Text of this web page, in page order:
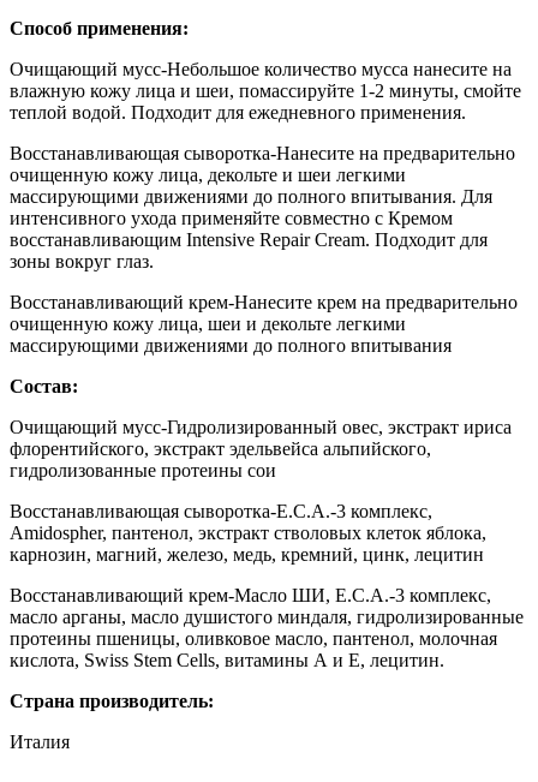
Способ применения:
Очищающий мусс-Небольшое количество мусса нанесите на
влажную кожу лица и шеи, помассируйте 1-2 минуты, смойте
теплой водой. Подходит для ежедневного применения.
Восстанавливающая сыворотка-Нанесите на предварительно
очищенную кожу лица, декольте и шеи легкими
массирующими движениями до полного впитывания. Для
интенсивного ухода применяйте совместно с Кремом
восстанавливающим Intensive Repair Cream. Подходит для
зоны вокруг глаз.
Восстанавливающий крем-Нанесите крем на предварительно
очищенную кожу лица, шеи и декольте легкими
массирующими движениями до полного впитывания
Состав:
Очищающий мусс-Гидролизированный овес, экстракт ириса
флорентийского, экстракт эдельвейса альпийского,
гидролизованные протеины сои
Восстанавливающая сыворотка-E.C.A.-3 комплекс,
Amidospher, пантенол, экстракт стволовых клеток яблока,
карнозин, магний, железо, медь, кремний, цинк, лецитин
Восстанавливающий крем-Масло ШИ, E.C.A.-3 комплекс,
масло арганы, масло душистого миндаля, гидролизированные
протеины пшеницы, оливковое масло, пантенол, молочная
кислота, Swiss Stem Cells, витамины А и Е, лецитин.
Страна производитель:
Италия